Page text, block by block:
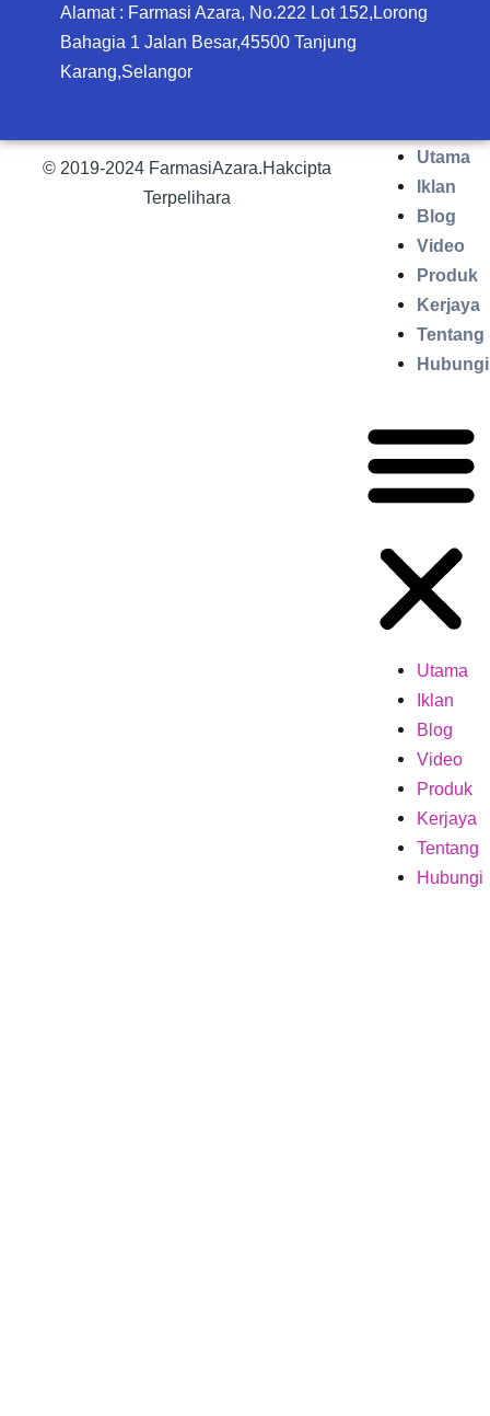
Alamat : Farmasi Azara, No.222 Lot 152,Lorong
Bahagia 1 Jalan Besar,45500 Tanjung
Karang,Selangor
© 2019-2024 FarmasiAzara.Hakcipta
Terpelihara
Utama
Iklan
Blog
Video
Produk
Kerjaya
Tentang
Hubungi
Utama
Iklan
Blog
Video
Produk
Kerjaya
Tentang
Hubungi